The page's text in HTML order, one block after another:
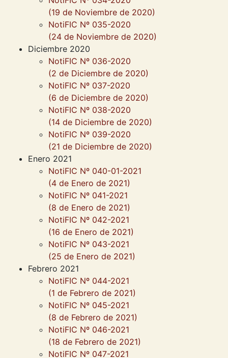
(19 de Noviembre de 2020)
NotiFIC Nº 035-2020
(24 de Noviembre de 2020)
Diciembre 2020
NotiFIC Nº 036-2020
(2 de Diciembre de 2020)
NotiFIC Nº 037-2020
(6 de Diciembre de 2020)
NotiFIC Nº 038-2020
(14 de Diciembre de 2020)
NotiFIC Nº 039-2020
(21 de Diciembre de 2020)
Enero 2021
NotiFIC Nº 040-01-2021
(4 de Enero de 2021)
NotiFIC Nº 041-2021
(8 de Enero de 2021)
NotiFIC Nº 042-2021
(16 de Enero de 2021)
NotiFIC Nº 043-2021
(25 de Enero de 2021)
Febrero 2021
NotiFIC Nº 044-2021
(1 de Febrero de 2021)
NotiFIC Nº 045-2021
(8 de Febrero de 2021)
NotiFIC Nº 046-2021
(18 de Febrero de 2021)
NotiFIC Nº 047-2021